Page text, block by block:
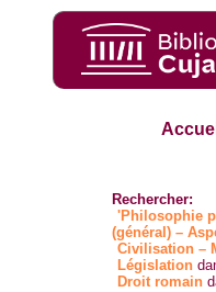
Rechercher:
'Philosophie
(général) –
Civilisation –
Législation
Droit romain